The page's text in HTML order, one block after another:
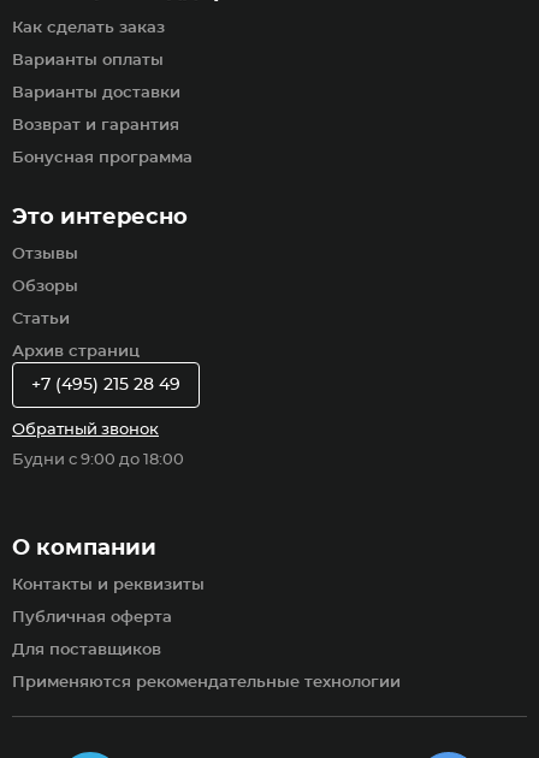
Как сделать заказ
Варианты оплаты
Варианты доставки
Возврат и гарантия
Бонусная программа
Это интересно
Отзывы
Обзоры
Статьи
Архив страниц
О компании
Контакты и реквизиты
Публичная оферта
Для поставщиков
Применяются рекомендательные технологии
+7 (495) 215 28 49
Обратный звонок
Будни с 9:00 до 18:00